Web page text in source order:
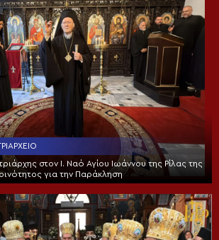
στον I. Ναό Αγίου Ιωάννου της Ρίλας της
για την Παράκληση